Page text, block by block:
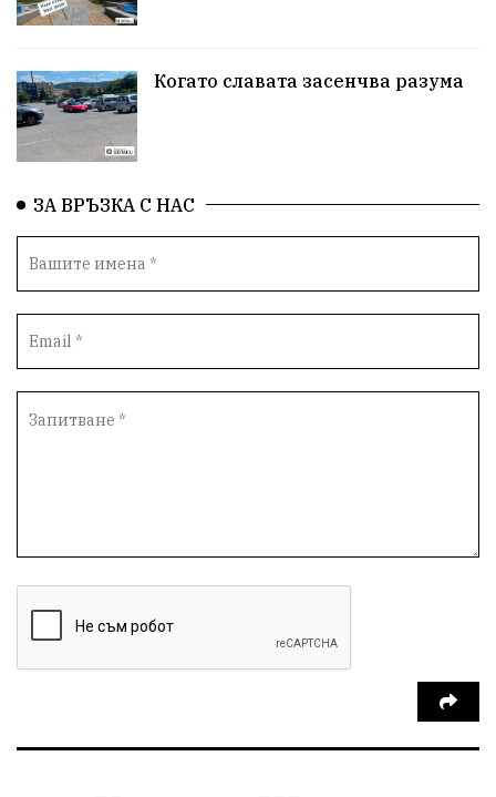
БългарскиПроизводител
ИсторииЗаШумен
КултуренТуризъм
ПътноХулиганство ПолицияШумен
Актуално Театър+Дискусия
Наркотици Ученици Вейп Полиция
ИздирванеШумен
КироБрейка Протест Благовещение
БлизкиятИзток
Когато славата засенчва разума
ЗА ВРЪЗКА С НАС